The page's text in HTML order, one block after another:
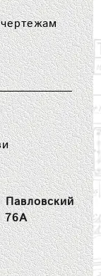
Павловский
76А